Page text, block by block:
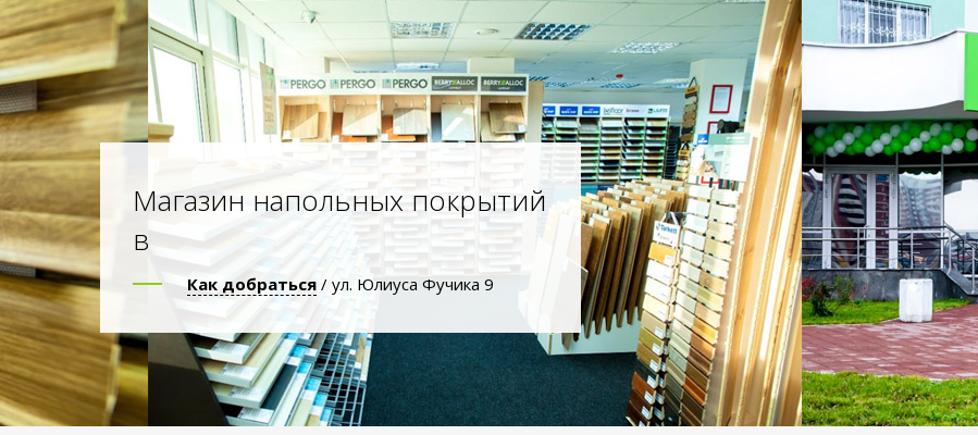
Магазин напольных покрытий
в
Как добраться / ул. Юлиуса Фучика 9